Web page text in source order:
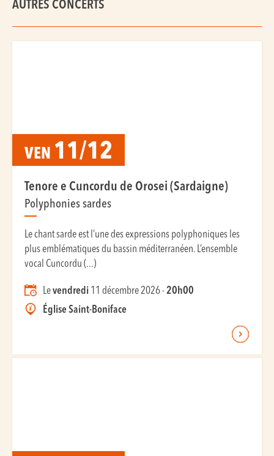
AUTRES CONCERTS
VEN 11/12
Tenore e Cuncordu de Orosei (Sardaigne)
Polyphonies sardes
Le chant sarde est l’une des expressions polyphoniques les
plus emblématiques du bassin méditerranéen. L’ensemble
vocal Cuncordu (...)
Levendredi 11 décembre 2026 -20h00
Église Saint-Boniface